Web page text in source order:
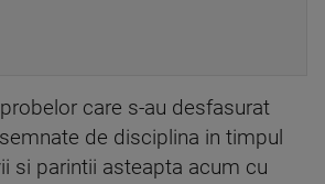
care s-au desfasurat
de disciplina in timpul
si parintii asteapta acum cu